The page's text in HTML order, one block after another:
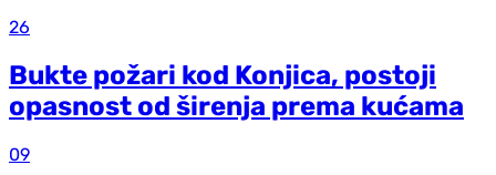
26
Bukte požari kod Konjica, postoji
opasnost od širenja prema kućama
09